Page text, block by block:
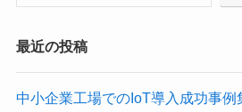
最近の投稿
中小企業工場でのIoT導入成功事例